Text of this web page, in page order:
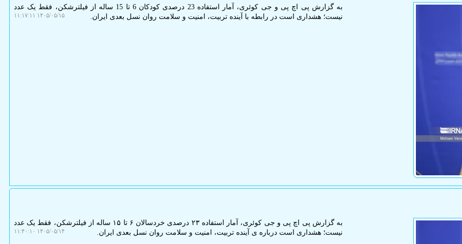
به گزارش پی اچ پی و جی کوئری، آمار استفاده 23 درصدی کودکان 6 تا 15 ساله از فیلترشکن، فقط یک عدد
نیست؛ هشداری است در رابطه با آینده تربیت، امنیت و سلامت روان نسل بعدی ایران.
۱۴۰۵/۰۵/۱۵ ۱۱:۱۷:۱۱
به گزارش پی اچ پی و جی کوئری، آمار استفاده ۲۳ درصدی خردسالان ۶ تا ۱۵ ساله از فیلترشکن، فقط یک عدد
نیست؛ هشداری است درباره ی آینده تربیت، امنیت و سلامت روان نسل بعدی ایران.
۱۴۰۵/۰۵/۱۴ ۱۱:۴۰:۱۰